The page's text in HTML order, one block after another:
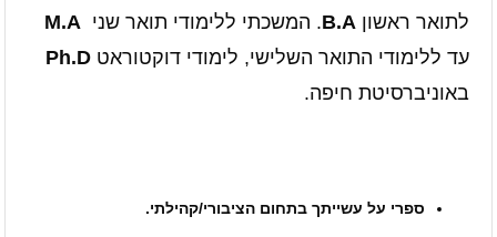
לתואר ראשוןB.A. המשכתי ללימודי תואר שניM.A
עד ללימודי התואר השלישי, לימודי דוקטוראטPh.D
באוניברסיטת חיפה.
ספרי על עשייתך בתחום הציבורי/קהילתי.